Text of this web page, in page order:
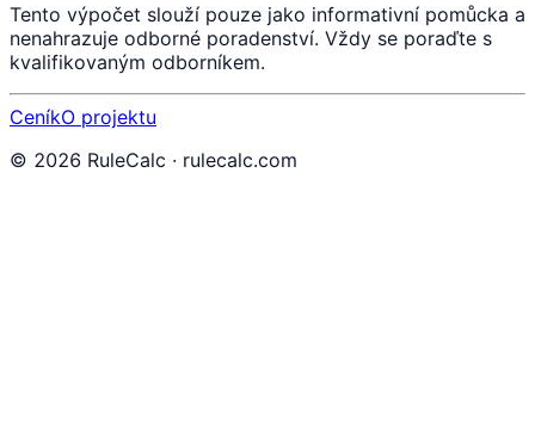
Tento výpočet slouží pouze jako informativní pomůcka a
nenahrazuje odborné poradenství. Vždy se poraďte s
kvalifikovaným odborníkem.
CeníkO projektu
© 2026 RuleCalc · rulecalc.com